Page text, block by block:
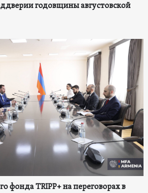
годовщины августовской
фонда TRIPP+ на переговорах в